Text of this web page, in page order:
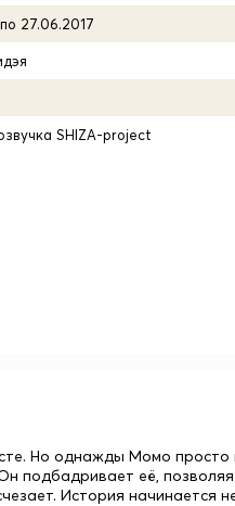
27.06.2017
SHIZA-project
Но однажды Момо просто
её, позволяя
История начинается